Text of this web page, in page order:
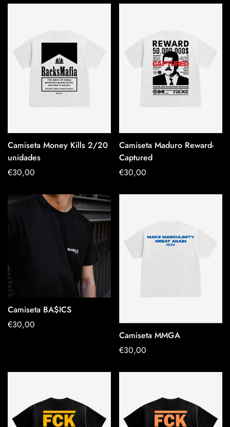
OPTIONEN
AUSWÄHLEN
Camiseta Money Kills 2/20
unidades
Regulärer
€30,00
OPTIONEN
AUSWÄHLEN
Camiseta Maduro Reward-
Captured
Regulärer
€30,00
OPTIONEN
AUSWÄHLEN
Camiseta BA$ICS
Regulärer
€30,00
OPTIONEN
AUSWÄHLEN
Camiseta MMGA
Regulärer
€30,00